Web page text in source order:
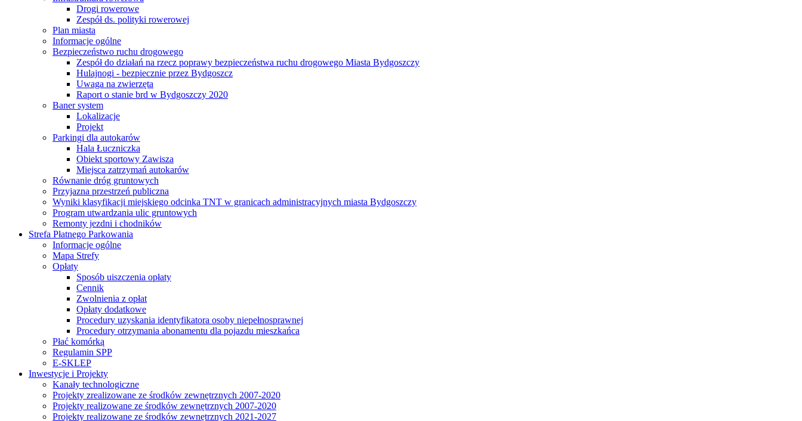
Drogi rowerowe
Zespół ds. polityki rowerowej
Plan miasta
Informacje ogólne
Bezpieczeństwo ruchu drogowego
Zespół do działań na rzecz poprawy bezpieczeństwa ruchu drogowego Miasta Bydgoszczy
Hulajnogi - bezpiecznie przez Bydgoszcz
Uwaga na zwierzęta
Raport o stanie brd w Bydgoszczy 2020
Baner system
Lokalizacje
Projekt
Parkingi dla autokarów
Hala Łuczniczka
Obiekt sportowy Zawisza
Miejsca zatrzymań autokarów
Równanie dróg gruntowych
Przyjazna przestrzeń publiczna
Wyniki klasyfikacji miejskiego odcinka TNT w granicach administracyjnych miasta Bydgoszczy
Program utwardzania ulic gruntowych
Remonty jezdni i chodników
Strefa Płatnego Parkowania
Informacje ogólne
Mapa Strefy
Opłaty
Sposób uiszczenia opłaty
Cennik
Zwolnienia z opłat
Opłaty dodatkowe
Procedury uzyskania identyfikatora osoby niepełnosprawnej
Procedury otrzymania abonamentu dla pojazdu mieszkańca
Płać komórką
Regulamin SPP
E-SKLEP
Inwestycje i Projekty
Kanały technologiczne
Projekty zrealizowane ze środków zewnętrznych 2007-2020
Projekty realizowane ze środków zewnętrznych 2007-2020
Projekty realizowane ze środków zewnętrznych 2021-2027